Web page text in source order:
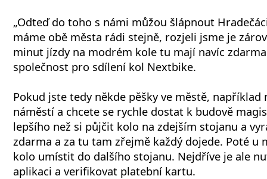
„Odteď do toho s námi můžou šlápnout
máme obě města rádi stejně, rozjeli jsme je
minut jízdy na modrém kole tu mají navíc
společnost pro sdílení kol Nextbike.
Pokud jste tedy někde pěšky ve městě, například
náměstí a chcete se rychle dostat k budově
lepšího než si půjčit kolo na zdejším stojanu a
zdarma a za tu tam zřejmě každý dojede. Poté u
kolo umístit do dalšího stojanu. Nejdříve je ale
aplikaci a verifikovat platební kartu.